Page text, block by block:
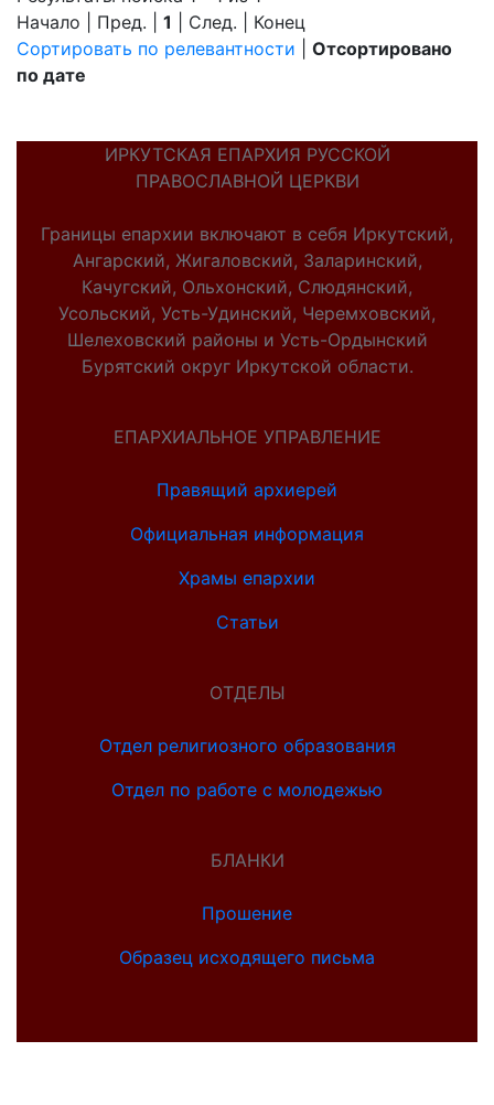
Начало | Пред. | 1 | След. | Конец
Сортировать по релевантности
Отсортировано
по дате
ИРКУТСКАЯ ЕПАРХИЯ РУССКОЙ
ПРАВОСЛАВНОЙ ЦЕРКВИ
Границы епархии включают в себя Иркутский,
Ангарский, Жигаловский, Заларинский,
Качугский, Ольхонский, Слюдянский,
Усольский, Усть-Удинский, Черемховский,
Шелеховский районы и Усть-Ордынский
Бурятский округ Иркутской области.
ЕПАРХИАЛЬНОЕ УПРАВЛЕНИЕ
Правящий архиерей
Официальная информация
Храмы епархии
Статьи
ОТДЕЛЫ
Отдел религиозного образования
Отдел по работе с молодежью
БЛАНКИ
Прошение
Образец исходящего письма